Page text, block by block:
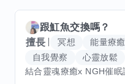
跟魟魚交換嗎？
擅長
冥想 能量療癒
自我覺察
心靈放鬆